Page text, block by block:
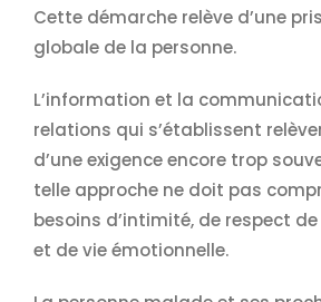
Cette démarche relève d’une
globale de la personne.
L’information et la
relations qui s’établissent
d’une exigence encore trop
telle approche ne doit pas
besoins d’intimité, de respect
et de vie émotionnelle.